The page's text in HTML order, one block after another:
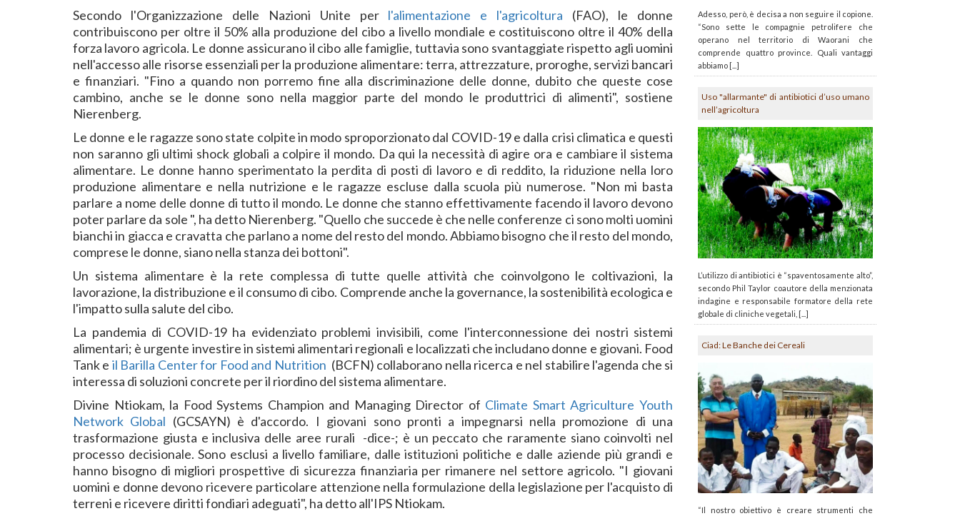
Secondo l'Organizzazione delle Nazioni Unite per l'alimentazione e l'agricoltura (FAO), le donne
contribuiscono per oltre il 50% alla produzione del cibo a livello mondiale e costituiscono oltre il 40% della
forza lavoro agricola. Le donne assicurano il cibo alle famiglie, tuttavia sono svantaggiate rispetto agli uomini
nell'accesso alle risorse essenziali per la produzione alimentare: terra, attrezzature, proroghe, servizi bancari
e finanziari. "Fino a quando non porremo fine alla discriminazione delle donne, dubito che queste cose
cambino, anche se le donne sono nella maggior parte del mondo le produttrici di alimenti", sostiene
Nierenberg.
Le donne e le ragazze sono state colpite in modo sproporzionato dal COVID-19 e dalla crisi climatica e questi
non saranno gli ultimi shock globali a colpire il mondo. Da qui la necessità di agire ora e cambiare il sistema
alimentare. Le donne hanno sperimentato la perdita di posti di lavoro e di reddito, la riduzione nella loro
produzione alimentare e nella nutrizione e le ragazze escluse dalla scuola più numerose. "Non mi basta
parlare a nome delle donne di tutto il mondo. Le donne che stanno effettivamente facendo il lavoro devono
poter parlare da sole ", ha detto Nierenberg. "Quello che succede è che nelle conferenze ci sono molti uomini
bianchi in giacca e cravatta che parlano a nome del resto del mondo. Abbiamo bisogno che il resto del mondo,
comprese le donne, siano nella stanza dei bottoni".
Un sistema alimentare è la rete complessa di tutte quelle attività che coinvolgono le coltivazioni, la
lavorazione, la distribuzione e il consumo di cibo. Comprende anche la governance, la sostenibilità ecologica e
l'impatto sulla salute del cibo.
La pandemia di COVID-19 ha evidenziato problemi invisibili, come l'interconnessione dei nostri sistemi
alimentari; è urgente investire in sistemi alimentari regionali e localizzati che includano donne e giovani. Food
Tank e il Barilla Center for Food and Nutrition (BCFN) collaborano nella ricerca e nel stabilire l'agenda che si
interessa di soluzioni concrete per il riordino del sistema alimentare.
Divine Ntiokam, la Food Systems Champion and Managing Director of Climate Smart Agriculture Youth
Network Global (GCSAYN) è d'accordo. I giovani sono pronti a impegnarsi nella promozione di una
trasformazione giusta e inclusiva delle aree rurali -dice-; è un peccato che raramente siano coinvolti nel
processo decisionale. Sono esclusi a livello familiare, dalle istituzioni politiche e dalle aziende più grandi e
hanno bisogno di migliori prospettive di sicurezza finanziaria per rimanere nel settore agricolo. "I giovani
uomini e donne devono ricevere particolare attenzione nella formulazione della legislazione per l'acquisto di
terreni e ricevere diritti fondiari adeguati", ha detto all'IPS Ntiokam.
Adesso, però, è decisa a non seguire il copione.
“Sono sette le compagnie petrolifere che
operano nel territorio di Waorani che
comprende quattro province. Quali vantaggi
abbiamo [...]
Uso "allarmante" di antibiotici d’uso umano
nell’agricoltura
L’utilizzo di antibiotici è “spaventosamente alto”,
secondo Phil Taylor coautore della menzionata
indagine e responsabile formatore della rete
globale di cliniche vegetali, [...]
Ciad: Le Banche dei Cereali
“Il nostro obiettivo è creare strumenti che